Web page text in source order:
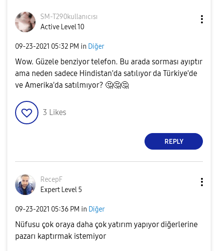
SM-T290kullanıcısı
Active Level 10
‎09-23-2021 05:32 PM in Diğer
Wow. Güzele benziyor telefon. Bu arada sorması ayıptır
ama neden sadece Hindistan'da satılıyor da Türkiye'de
ve Amerika'da satılmıyor? 🤔🤔🤔
3 Likes
REPLY
RecepF
Expert Level 5
‎09-23-2021 05:36 PM in Diğer
Nüfusu çok oraya daha çok yatırım yapıyor diğerlerine
pazarı kaptırmak istemiyor